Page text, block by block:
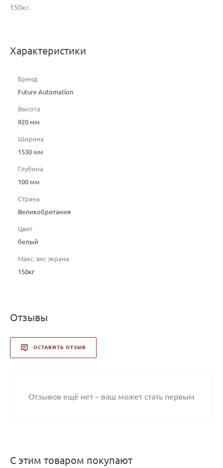
150кг.
Характеристики
Бренд
Future Automation
Высота
920 мм
Ширина
1530 мм
Глубина
100 мм
Страна
Великобритания
Цвет
белый
Макс. вес экрана
150кг
Отзывы
ОСТАВИТЬ ОТЗЫВ
Отзывов ещё нет – ваш может стать первым
С этим товаром покупают